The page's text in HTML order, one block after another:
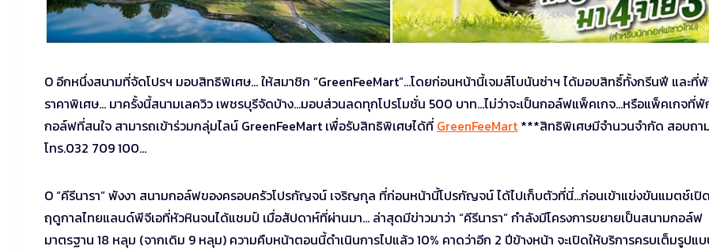
O อีกหนึ่งสนามที่จัดโปรฯ มอบสิทธิพิเศษ… ให้สมาชิก “GreenFeeMart”…โดยก่อนหน้านี้เจมส์โบนันซ่าฯ ได้มอบสิทธิ์ทั้งกรีนฟี และที่
ราคาพิเศษ… มาครั้งนี้สนามเลควิว เพชรบุรีจัดบ้าง…มอบส่วนลดทุกโปรโมชั่น 500 บาท…ไม่ว่าจะเป็นกอล์ฟแพ็คเกจ…หรือแพ็คเกจที่
กอล์ฟที่สนใจ สามารถเข้าร่วมกลุ่มไลน์ GreenFeeMart เพื่อรับสิทธิพิเศษได้ที่ GreenFeeMart ***สิทธิพิเศษมีจำนวนจำกัด สอบถา
โทร.032 709 100…
O “คีรีนารา” พังงา สนามกอล์ฟของครอบครัวโปรกัญจน์ เจริญกุล ที่ก่อนหน้านี้โปรกัญจน์ ได้ไปเก็บตัวที่นี่…ก่อนเข้าแข่งขันแมตช์เปิด
ฤดูกาลไทยแลนด์พีจีเอที่หัวหินจนได้แชมป์ เมื่อสัปดาห์ที่ผ่านมา… ล่าสุดมีข่าวมาว่า “คีรีนารา” กำลังมีโครงการขยายเป็นสนามกอล์ฟ
มาตรฐาน 18 หลุม (จากเดิม 9 หลุม) ความคืบหน้าตอนนี้ดำเนินการไปแล้ว 10% คาดว่าอีก 2 ปีข้างหน้า จะเปิดให้บริการครบเต็มรูปแ